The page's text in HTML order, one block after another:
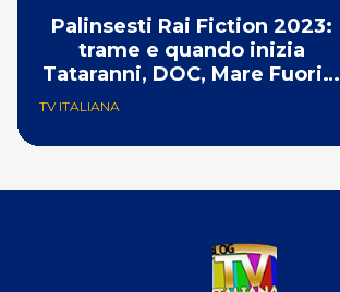
Palinsesti Rai Fiction 2023:
trame e quando inizia
Tataranni, DOC, Mare Fuori e
Un Professore & co
TV ITALIANA